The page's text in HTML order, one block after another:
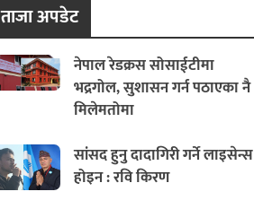
ताजा अपडेट
नेपाल रेडक्रस सोसाईटीमा
भद्रगोल, सुशासन गर्न पठाएका नै
मिलेमतोमा
सांसद हुनु दादागिरी गर्ने लाइसेन्स
होइन : रवि किरण